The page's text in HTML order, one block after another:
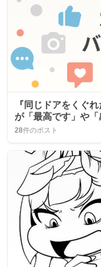
『同じドアをくぐ
が「最高です」や
28件のポスト